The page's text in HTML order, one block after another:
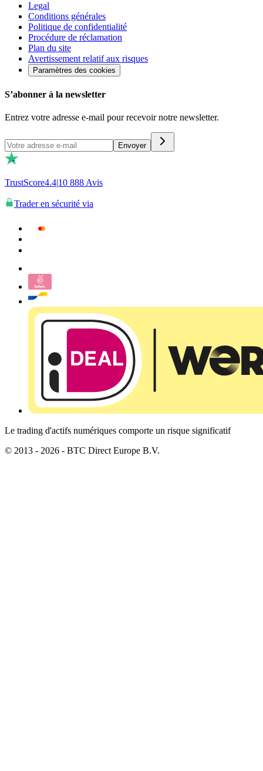
Legal
Conditions générales
Politique de confidentialité
Procédure de réclamation
Plan du site
Avertissement relatif aux risques
Paramètres des cookies
S’abonner à la newsletter
Entrez votre adresse e-mail pour recevoir notre newsletter.
Envoyer
TrustScore4.4|10 888 Avis
Trader en sécurité via
Le trading d'actifs numériques comporte un risque significatif
© 2013 - 2026 - BTC Direct Europe B.V.